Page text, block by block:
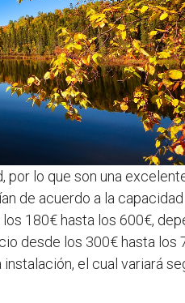
lo que son una
de acuerdo a la
180€ hasta los 600€,
desde los 300€ hasta los
el cual variará